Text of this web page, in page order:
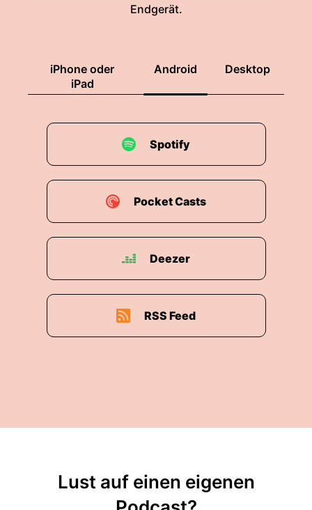
Endgerät.
iPhone oder
iPad
Android Desktop
Spotify
Pocket Casts
Deezer
RSS Feed
Lust auf einen eigenen